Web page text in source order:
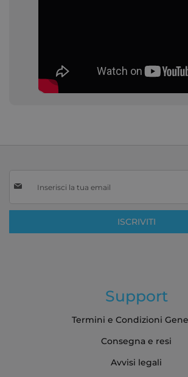
alla
Newsletter:
ISCRIVITI
Support
Termini e Condizioni
Consegna e resi
Avvisi legali